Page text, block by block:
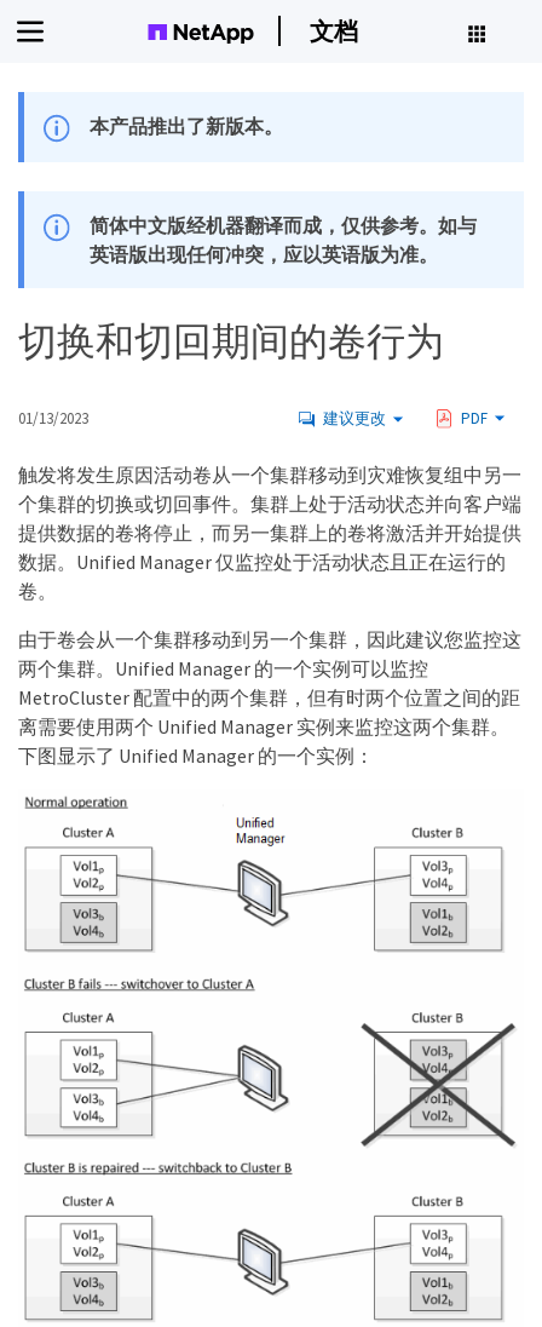
文档
本产品推出了新版本。
简体中文版经机器翻译而成，仅供参考。如与
英语版出现任何冲突，应以英语版为准。
切换和切回期间的卷行为
01/13/2023 建议更改 PDF
触发将发生原因活动卷从一个集群移动到灾难恢复组中另一
个集群的切换或切回事件。集群上处于活动状态并向客户端
提供数据的卷将停止，而另一集群上的卷将激活并开始提供
数据。Unified Manager 仅监控处于活动状态且正在运行的
卷。
由于卷会从一个集群移动到另一个集群，因此建议您监控这
两个集群。Unified Manager 的一个实例可以监控
MetroCluster 配置中的两个集群，但有时两个位置之间的距
离需要使用两个 Unified Manager 实例来监控这两个集群。
下图显示了 Unified Manager 的一个实例：